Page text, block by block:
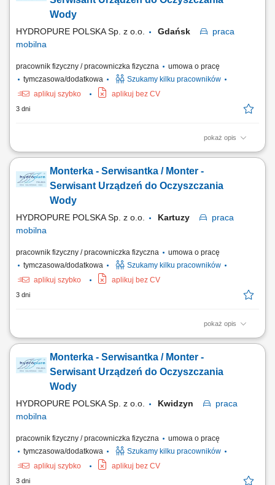
i wymaganiami jakościowymi,...
Wody
HYDROPURE POLSKA Sp. z o.o. Gdańsk
praca
mobilna
pracownik fizyczny / pracowniczka fizyczna
umowa o pracę
tymczasowa/dodatkowa
Szukamy kilku pracowników
aplikuj szybko
aplikuj bez CV
3 dni
pokaż opis
Zadania w pracy: Instalacje systemów filtracji wody, Bieżąca obsługa
Monterka - Serwisantka / Monter -
Serwisant Urządzeń do Oczyszczania
Wody
HYDROPURE POLSKA Sp. z o.o. Kartuzy
praca
mobilna
pracownik fizyczny / pracowniczka fizyczna
umowa o pracę
tymczasowa/dodatkowa
Szukamy kilku pracowników
aplikuj szybko
aplikuj bez CV
3 dni
pokaż opis
Zadania w pracy: Instalacje systemów filtracji wody, Bieżąca obsługa
Monterka - Serwisantka / Monter -
Serwisant Urządzeń do Oczyszczania
Wody
HYDROPURE POLSKA Sp. z o.o. Kwidzyn
praca
mobilna
pracownik fizyczny / pracowniczka fizyczna
umowa o pracę
tymczasowa/dodatkowa
Szukamy kilku pracowników
aplikuj szybko
aplikuj bez CV
3 dni